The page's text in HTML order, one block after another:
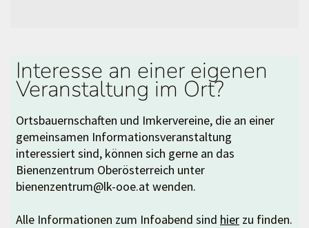
Interesse an einer eigenen
Veranstaltung im Ort?
Ortsbauernschaften und Imkervereine, die an einer
gemeinsamen Informationsveranstaltung
interessiert sind, können sich gerne an das
Bienenzentrum Oberösterreich unter
bienenzentrum@lk-ooe.at wenden.
Alle Informationen zum Infoabend sind hier zu finden.